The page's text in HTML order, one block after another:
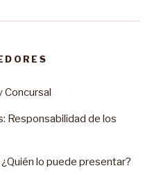
Concursal
Responsabilidad de los
lo puede presentar?